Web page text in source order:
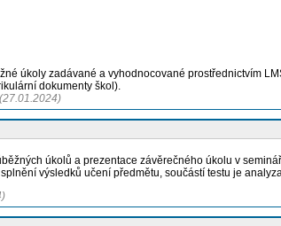
úkoly zadávané a vyhodnocované prostřednictvím
dokumenty škol).
úkolů a prezentace závěrečného úkolu v
výsledků učení předmětu, součástí testu je